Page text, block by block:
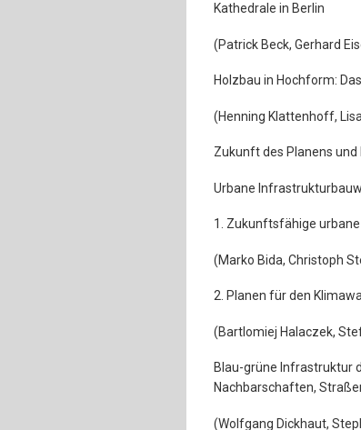
Kathedrale in Berlin
(Patrick Beck, Gerhard
Holzbau in Hochform:
(Henning Klattenhoff,
Zukunft des Planens und
Urbane
1. Zukunftsfähige
(Marko Bida, Christoph
2. Planen für den
(Bartlomiej Halaczek,
Blau-grüne Infrastruktur
Nachbarschaften,
(Wolfgang Dickhaut,